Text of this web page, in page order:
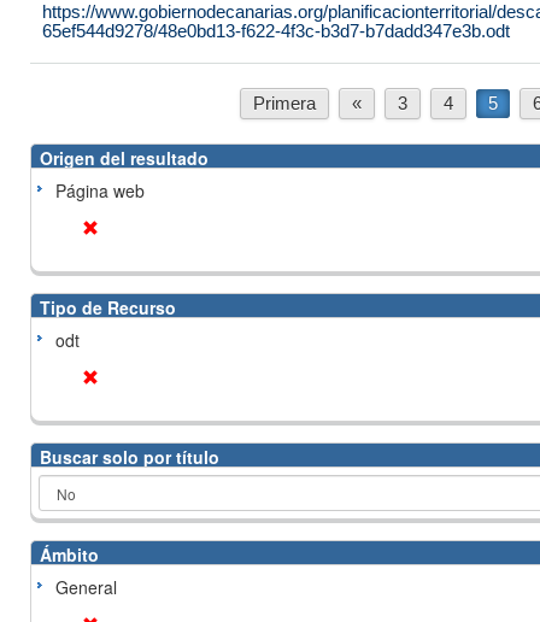
https://www.gobiernodecanarias.org/planificacionterritorial/
65ef544d9278/48e0bd13-f622-4f3c-b3d7-b7dadd347e3b.odt
Primera « 3 4 5
Origen del resultado
Página web
Tipo de Recurso
odt
Buscar solo por título
Ámbito
General